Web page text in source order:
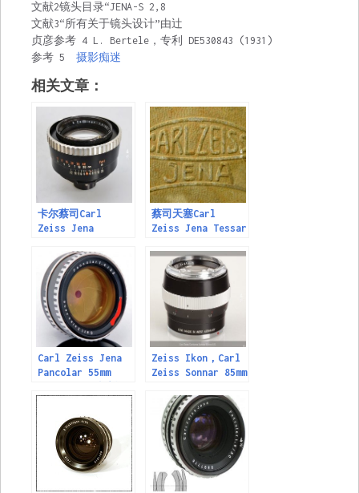
文献2镜头目录“JENA-S 2,8
文献3“所有关于镜头设计”由辻
贞彦参考 4 L. Bertele，专利 DE530843 (1931)
参考 5 摄影痴迷
相关文章：
卡尔蔡司Carl
Zeiss Jena
F2.8 M42改(
Pentina 卡口)镜头
蔡司天塞Carl
Zeiss Jena Tessar
F2.8（M42/EXAKTA)
镜头
Carl Zeiss Jena
Pancolar 55mm
Zeiss Ikon，Carl
Zeiss Sonnar 85mm
M42口镜头